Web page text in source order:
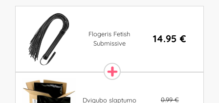
Flogeris Fetish
Submissive
14.95 €
Dvigubo slaptumo
0.99 €